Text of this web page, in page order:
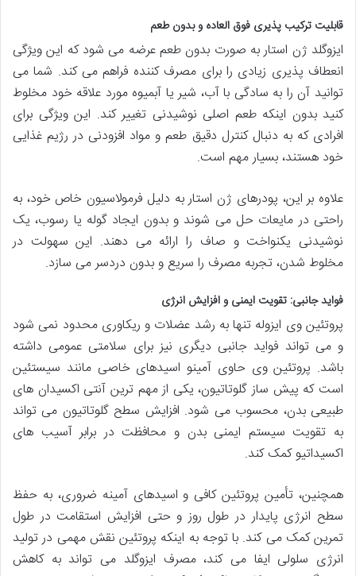
قابلیت ترکیب پذیری فوق العاده و بدون طعم
ایزوگلد ژن استار به صورت بدون طعم عرضه می شود که این ویژگی
انعطاف پذیری زیادی را برای مصرف کننده فراهم می کند. شما می
توانید آن را به سادگی با آب، شیر یا آبمیوه مورد علاقه خود مخلوط
کنید بدون اینکه طعم اصلی نوشیدنی تغییر کند. این ویژگی برای
افرادی که به دنبال کنترل دقیق طعم و مواد افزودنی در رژیم غذایی
خود هستند، بسیار مهم است.
علاوه بر این، پودرهای ژن استار به دلیل فرمولاسیون خاص خود، به
راحتی در مایعات حل می شوند و بدون ایجاد گوله یا رسوب، یک
نوشیدنی یکنواخت و صاف را ارائه می دهند. این سهولت در
مخلوط شدن، تجربه مصرف را سریع و بدون دردسر می سازد.
فواید جانبی: تقویت ایمنی و افزایش انرژی
پروتئین وی ایزوله تنها به رشد عضلات و ریکاوری محدود نمی شود
و می تواند فواید جانبی دیگری نیز برای سلامتی عمومی داشته
باشد. پروتئین وی حاوی آمینو اسیدهای خاصی مانند سیستئین
است که پیش ساز گلوتاتیون، یکی از مهم ترین آنتی اکسیدان های
طبیعی بدن، محسوب می شود. افزایش سطح گلوتاتیون می تواند
به تقویت سیستم ایمنی بدن و محافظت در برابر آسیب های
اکسیداتیو کمک کند.
همچنین، تأمین پروتئین کافی و اسیدهای آمینه ضروری، به حفظ
سطح انرژی پایدار در طول روز و حتی افزایش استقامت در طول
تمرین کمک می کند. با توجه به اینکه پروتئین نقش مهمی در تولید
انرژی سلولی ایفا می کند، مصرف ایزوگلد می تواند به کاهش